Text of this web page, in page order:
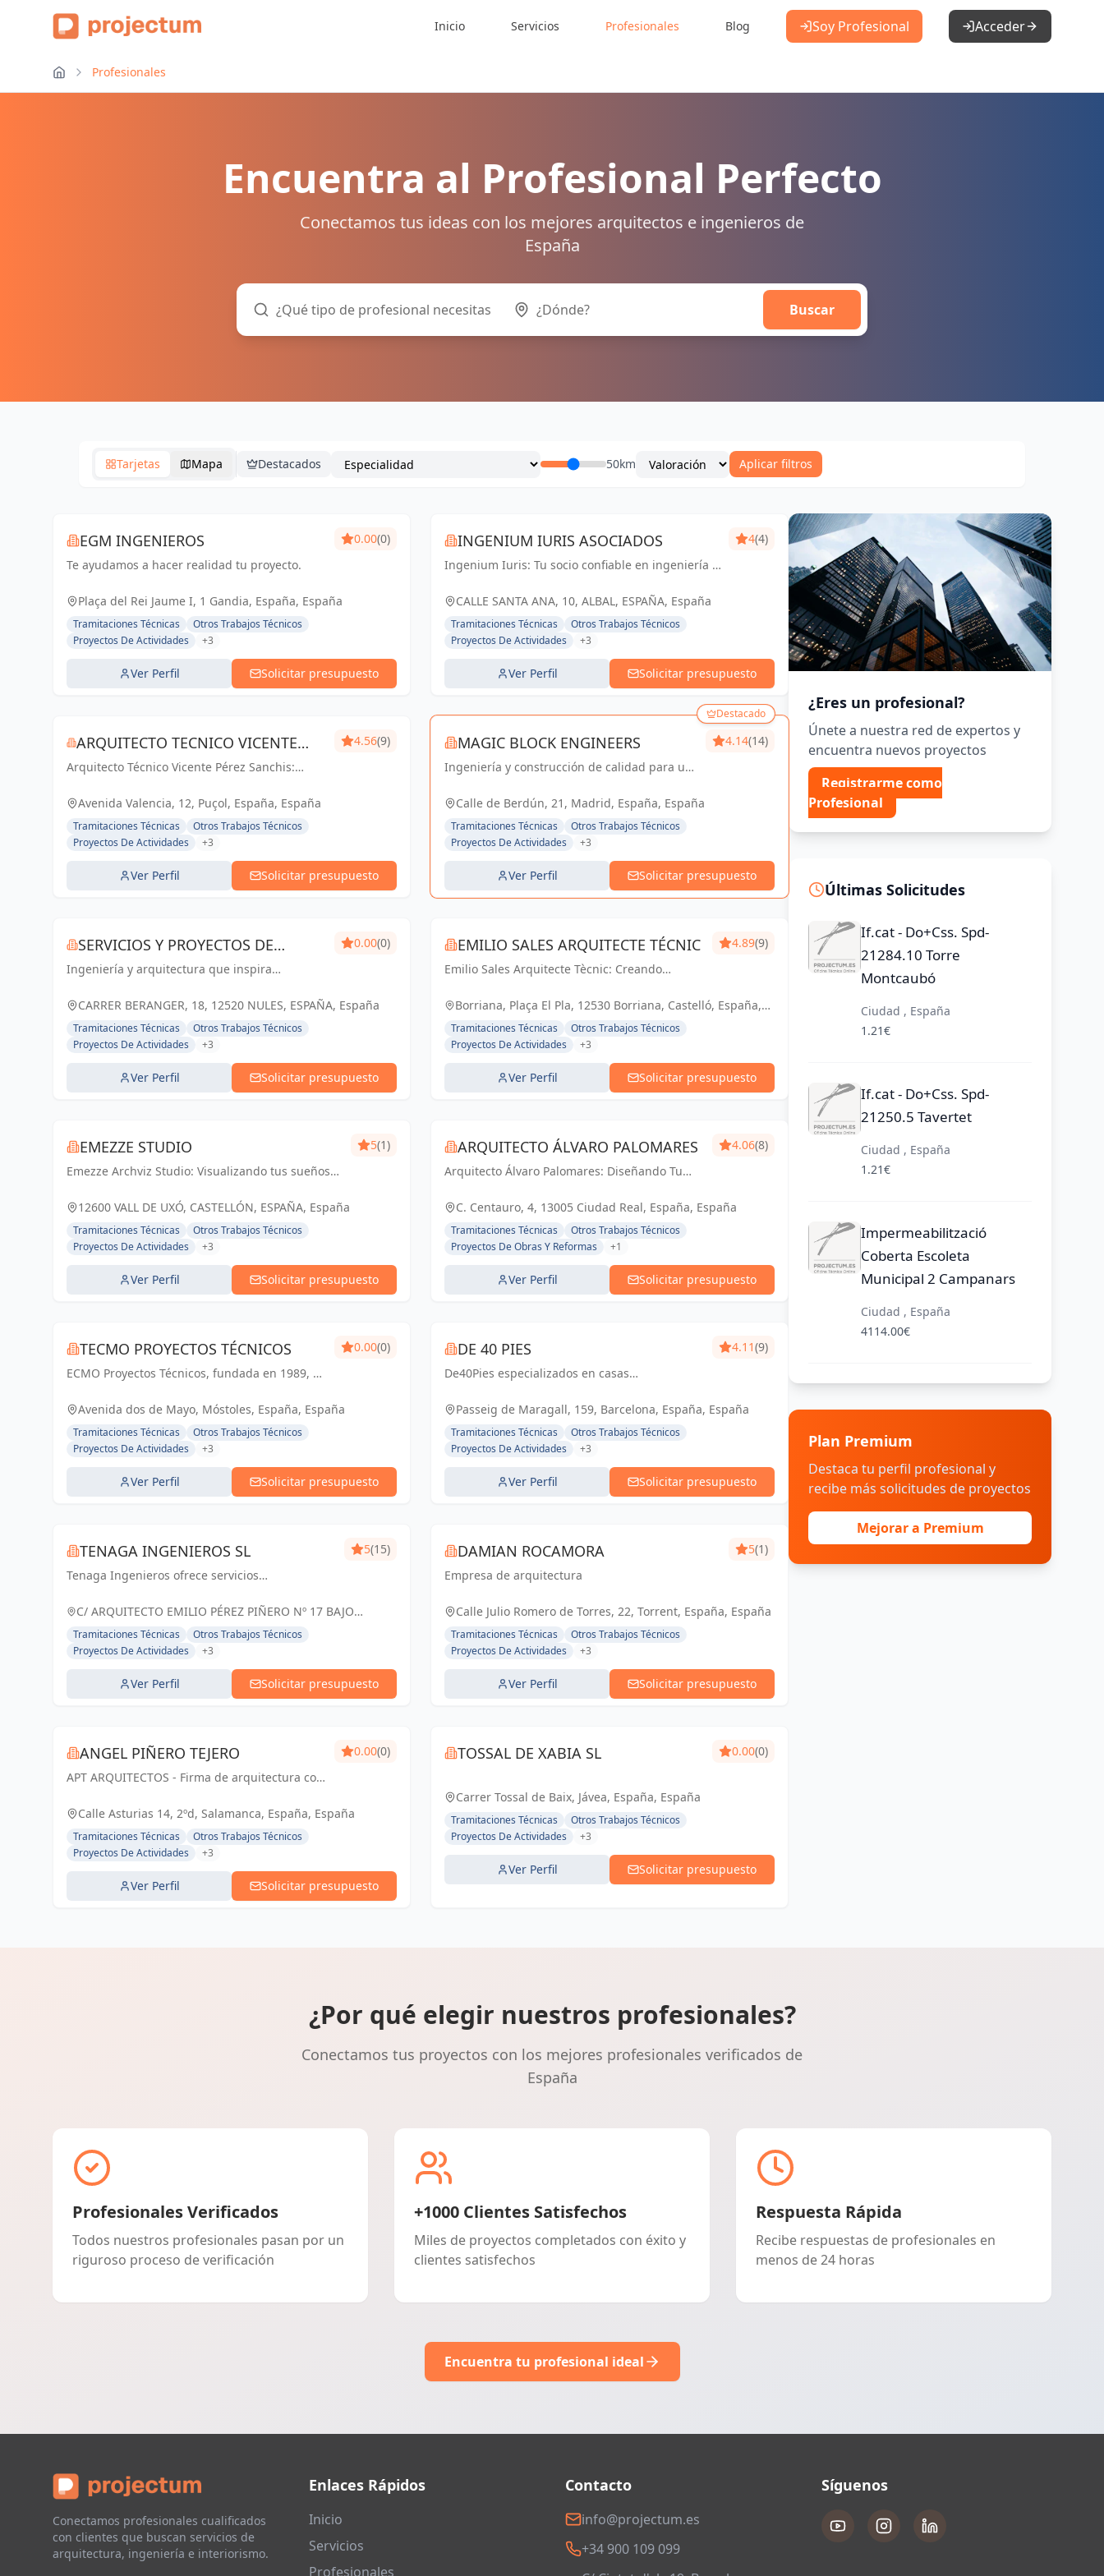
Inicio Servicios Profesionales Blog Soy Profesional Acceder
Profesionales
Encuentra al Profesional Perfecto
Conectamos tus ideas con los mejores arquitectos e ingenieros de
España
Buscar
Tarjetas Mapa Destacados 50km Aplicar filtros
EGM INGENIEROS
Te ayudamos a hacer realidad tu proyecto.
0.00(0)
Plaça del Rei Jaume I, 1 Gandia, España, España
Tramitaciones Técnicas
Otros Trabajos Técnicos
Proyectos De Actividades
+3
Ver Perfil Solicitar presupuesto
INGENIUM IURIS ASOCIADOS
Ingenium Iuris: Tu socio confiable en ingeniería y
profesionales para proyectos exitosos.
4(4)
CALLE SANTA ANA, 10, ALBAL, ESPAÑA, España
Tramitaciones Técnicas
Otros Trabajos Técnicos
Proyectos De Actividades
+3
Ver Perfil Solicitar presupuesto
ARQUITECTO TECNICO VICENTE
PÉREZ SANCHIS
Arquitecto Técnico Vicente Pérez Sanchis:
ideas en realidad.
4.56(9)
Avenida Valencia, 12, Puçol, España, España
Tramitaciones Técnicas
Otros Trabajos Técnicos
Proyectos De Actividades
+3
Ver Perfil Solicitar presupuesto
Destacado
MAGIC BLOCK ENGINEERS
Ingeniería y construcción de calidad para un
Nueva.
4.14(14)
Calle de Berdún, 21, Madrid, España, España
Tramitaciones Técnicas
Otros Trabajos Técnicos
Proyectos De Actividades
+3
Ver Perfil Solicitar presupuesto
SERVICIOS Y PROYECTOS DE
INGENIERÍA
Ingeniería y arquitectura que inspira
Soluciones a medida en Castellón y Nules.
0.00(0)
CARRER BERANGER, 18, 12520 NULES, ESPAÑA, España
Tramitaciones Técnicas
Otros Trabajos Técnicos
Proyectos De Actividades
+3
Ver Perfil Solicitar presupuesto
EMILIO SALES ARQUITECTE TÉCNIC
Emilio Sales Arquitecte Tècnic: Creando
inspirador. Tu visión, nuestro compromiso.
4.89(9)
Borriana, Plaça El Pla, 12530 Borriana, Castelló, España,
España
Tramitaciones Técnicas
Otros Trabajos Técnicos
Proyectos De Actividades
+3
Ver Perfil Solicitar presupuesto
EMEZZE STUDIO
Emezze Archviz Studio: Visualizando tus sueños
Imágenes que inspiran realidad.
5(1)
12600 VALL DE UXÓ, CASTELLÓN, ESPAÑA, España
Tramitaciones Técnicas
Otros Trabajos Técnicos
Proyectos De Actividades
+3
Ver Perfil Solicitar presupuesto
ARQUITECTO ÁLVARO PALOMARES
Arquitecto Álvaro Palomares: Diseñando Tu
4.06(8)
C. Centauro, 4, 13005 Ciudad Real, España, España
Tramitaciones Técnicas
Otros Trabajos Técnicos
Proyectos De Obras Y Reformas
+1
Ver Perfil Solicitar presupuesto
TECMO PROYECTOS TÉCNICOS
ECMO Proyectos Técnicos, fundada en 1989, es
experiencia en la elaboración y tramitación de
proyectos de ingeniería, tanto industriales,...
0.00(0)
Avenida dos de Mayo, Móstoles, España, España
Tramitaciones Técnicas
Otros Trabajos Técnicos
Proyectos De Actividades
+3
Ver Perfil Solicitar presupuesto
DE 40 PIES
De40Pies especializados en casas
ofreciendo diseños modernos y eficiencia
energética. Con más de 25 años de
experiencia, persona...
4.11(9)
Passeig de Maragall, 159, Barcelona, España, España
Tramitaciones Técnicas
Otros Trabajos Técnicos
Proyectos De Actividades
+3
Ver Perfil Solicitar presupuesto
TENAGA INGENIEROS SL
Tenaga Ingenieros ofrece servicios
mejorar la eficiencia energética y reducir costos
5(15)
C/ ARQUITECTO EMILIO PÉREZ PIÑERO Nº 17 BAJO
MURCIA, España
Tramitaciones Técnicas
Otros Trabajos Técnicos
Proyectos De Actividades
+3
Ver Perfil Solicitar presupuesto
DAMIAN ROCAMORA
Empresa de arquitectura
5(1)
Calle Julio Romero de Torres, 22, Torrent, España, España
Tramitaciones Técnicas
Otros Trabajos Técnicos
Proyectos De Actividades
+3
Ver Perfil Solicitar presupuesto
ANGEL PIÑERO TEJERO
APT ARQUITECTOS - Firma de arquitectura con
0.00(0)
Calle Asturias 14, 2ºd, Salamanca, España, España
Tramitaciones Técnicas
Otros Trabajos Técnicos
Proyectos De Actividades
+3
Ver Perfil Solicitar presupuesto
TOSSAL DE XABIA SL 0.00(0)
Carrer Tossal de Baix, Jávea, España, España
Tramitaciones Técnicas
Otros Trabajos Técnicos
Proyectos De Actividades
+3
Ver Perfil Solicitar presupuesto
¿Eres un profesional?
Únete a nuestra red de expertos y
encuentra nuevos proyectos
Registrarme como
Profesional
Últimas Solicitudes
If.cat - Do+Css. Spd-
21284.10 Torre
Montcaubó
Ciudad , España
1.21€
If.cat - Do+Css. Spd-
21250.5 Tavertet
Ciudad , España
1.21€
Impermeabilització
Coberta Escoleta
Municipal 2 Campanars
Ciudad , España
4114.00€
Plan Premium
Destaca tu perfil profesional y
recibe más solicitudes de proyectos
Mejorar a Premium
¿Por qué elegir nuestros profesionales?
Conectamos tus proyectos con los mejores profesionales verificados de
España
Profesionales Verificados
Todos nuestros profesionales pasan por un
riguroso proceso de verificación
+1000 Clientes Satisfechos
Miles de proyectos completados con éxito y
clientes satisfechos
Respuesta Rápida
Recibe respuestas de profesionales en
menos de 24 horas
Encuentra tu profesional ideal
Conectamos profesionales cualificados
con clientes que buscan servicios de
arquitectura, ingeniería e interiorismo.
Enlaces Rápidos
Inicio
Servicios
Profesionales
Contacto
info@projectum.es
+34 900 109 099
Síguenos